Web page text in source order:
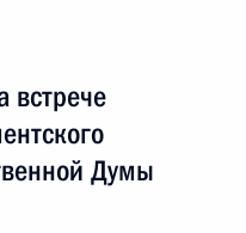
встрече
Думы